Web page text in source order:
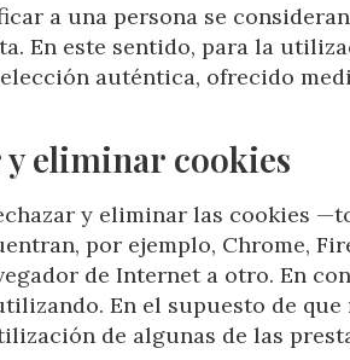
a una persona se
En este sentido, para la
elección auténtica, ofrecido
eliminar cookies
y eliminar las cookies
por ejemplo, Chrome,
de Internet a otro. En
En el supuesto de
de algunas de las